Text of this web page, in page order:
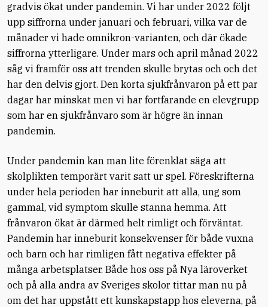
gradvis ökat under pandemin. Vi har under 2022 följt
upp siffrorna under januari och februari, vilka var de
månader vi hade omnikron-varianten, och där ökade
siffrorna ytterligare. Under mars och april månad 2022
såg vi framför oss att trenden skulle brytas och och det
har den delvis gjort. Den korta sjukfrånvaron på ett par
dagar har minskat men vi har fortfarande en elevgrupp
som har en sjukfrånvaro som är högre än innan
pandemin.
Under pandemin kan man lite förenklat säga att
skolplikten temporärt varit satt ur spel. Föreskrifterna
under hela perioden har inneburit att alla, ung som
gammal, vid symptom skulle stanna hemma. Att
frånvaron ökat är därmed helt rimligt och förväntat.
Pandemin har inneburit konsekvenser för både vuxna
och barn och har rimligen fått negativa effekter på
många arbetsplatser. Både hos oss på Nya läroverket
och på alla andra av Sveriges skolor tittar man nu på
om det har uppstått ett kunskapstapp hos eleverna, på